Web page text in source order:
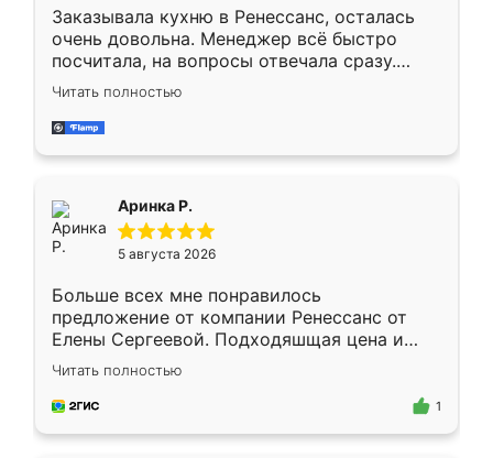
Заказывала кухню в Ренессанс, осталась
очень довольна. Менеджер всё быстро
посчитала, на вопросы отвечала сразу.
Замерщик приехал в субботу, подошёл к
делу со всей ответственностью. Собрали
за день, ребята работали аккуратно, даже
Читать полностью
Аринка Р.
5 августа 2026
Больше всех мне понравилось
предложение от компании Ренессанс от
Елены Сергеевой. Подходяшщая цена и
короткие сроки изготовления. Приехавший
для замера сотрудник Владислав
предложил по моему эскизу самый
Читать полностью
1